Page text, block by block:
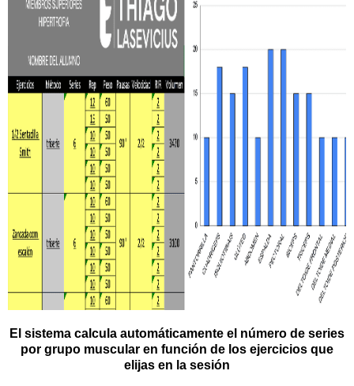
El sistema calcula automáticamente el número de series
por grupo muscular en función de los ejercicios que
elijas en la sesión